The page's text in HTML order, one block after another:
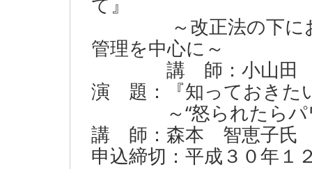
～改正法の下におけ
管理を中心に～
講 師：小山田 一
演 題：『知っておきた
～“怒られたらパワ
講 師：森本 智恵子
申込締切：平成３０年１